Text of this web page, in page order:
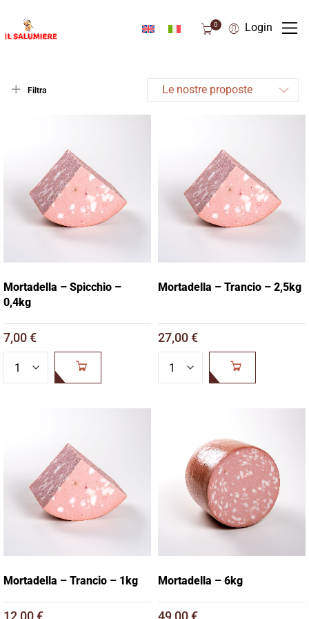
0 Login
Filtra Le nostre proposte
Mortadella – Spicchio –
0,4kg
7,00€
Mortadella – Trancio – 2,5kg
27,00€
Mortadella – Trancio – 1kg
12,00€
Mortadella – 6kg
49,00€